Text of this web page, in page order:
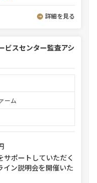
詳細を見る
ビスセンター監査アシ
ーム
ポートしていただく
イン説明会を開催いた